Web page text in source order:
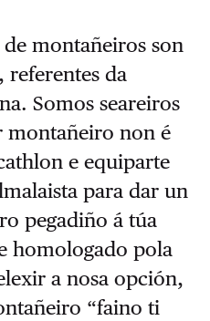
de montañeiros son
da
Somos seareiros
montañeiro non é
e equiparte
para dar un
pegadiño á túa
homologado pola
a nosa opción,
“faino ti